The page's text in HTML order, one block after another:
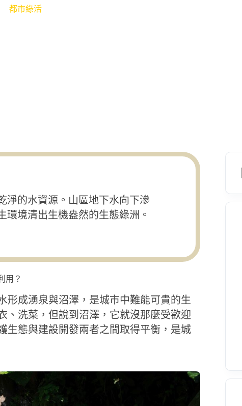
都市綠活
淨的水資源。山區地下水向下滲
境清出生機盎然的生態綠洲。
用？
形成湧泉與沼澤，是城市中難能可貴的生
、洗菜，但說到沼澤，它就沒那麼受歡迎
生態與建設開發兩者之間取得平衡，是城